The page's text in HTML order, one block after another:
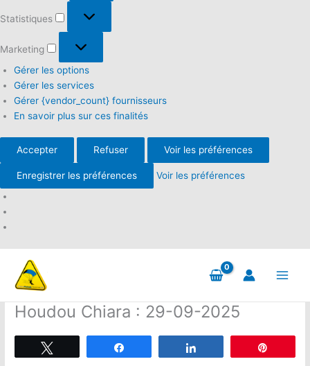
Statistiques
Marketing
Gérer les options
Gérer les services
Gérer {vendor_count} fournisseurs
En savoir plus sur ces finalités
Accepter Refuser Voir les préférences
Enregistrer les préférences Voir les préférences
contenu
Houdou Chiara : 29-09-2025